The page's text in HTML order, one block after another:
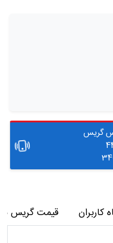
گریس
کاربران قیمت گریس